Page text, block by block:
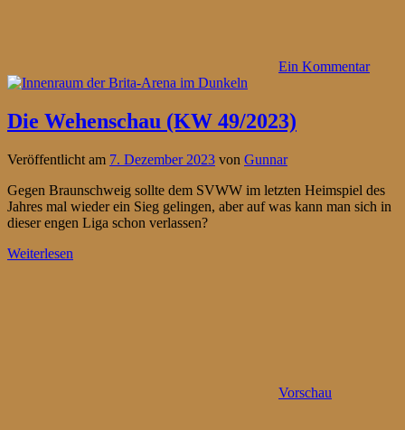
Ein Kommentar
Die Wehenschau (KW 49/2023)
Veröffentlicht am 7. Dezember 2023 von Gunnar
Gegen Braunschweig sollte dem SVWW im letzten Heimspiel des
Jahres mal wieder ein Sieg gelingen, aber auf was kann man sich in
dieser engen Liga schon verlassen?
Weiterlesen
Vorschau